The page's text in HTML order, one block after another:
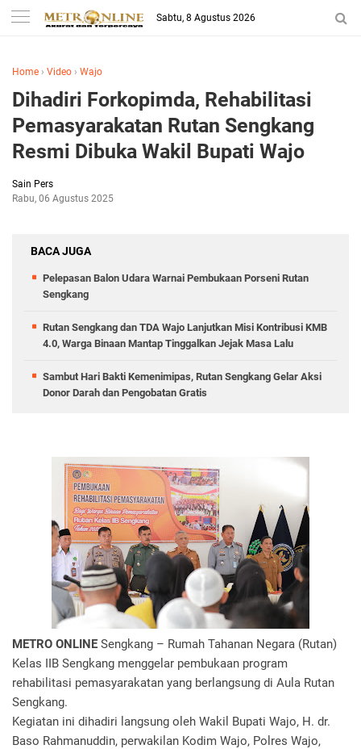
Sabtu, 8 Agustus 2026
Home › Video › Wajo
Dihadiri Forkopimda, Rehabilitasi
Pemasyarakatan Rutan Sengkang
Resmi Dibuka Wakil Bupati Wajo
Sain Pers
Rabu, 06 Agustus 2025
BACA JUGA
Pelepasan Balon Udara Warnai Pembukaan Porseni Rutan
Sengkang
Rutan Sengkang dan TDA Wajo Lanjutkan Misi Kontribusi KMB
4.0, Warga Binaan Mantap Tinggalkan Jejak Masa Lalu
Sambut Hari Bakti Kemenimipas, Rutan Sengkang Gelar Aksi
Donor Darah dan Pengobatan Gratis
METRO ONLINE Sengkang – Rumah Tahanan Negara (Rutan)
Kelas IIB Sengkang menggelar pembukaan program
rehabilitasi pemasyarakatan yang berlangsung di Aula Rutan
Sengkang.
Kegiatan ini dihadiri langsung oleh Wakil Bupati Wajo, H. dr.
Baso Rahmanuddin, perwakilan Kodim Wajo, Polres Wajo,